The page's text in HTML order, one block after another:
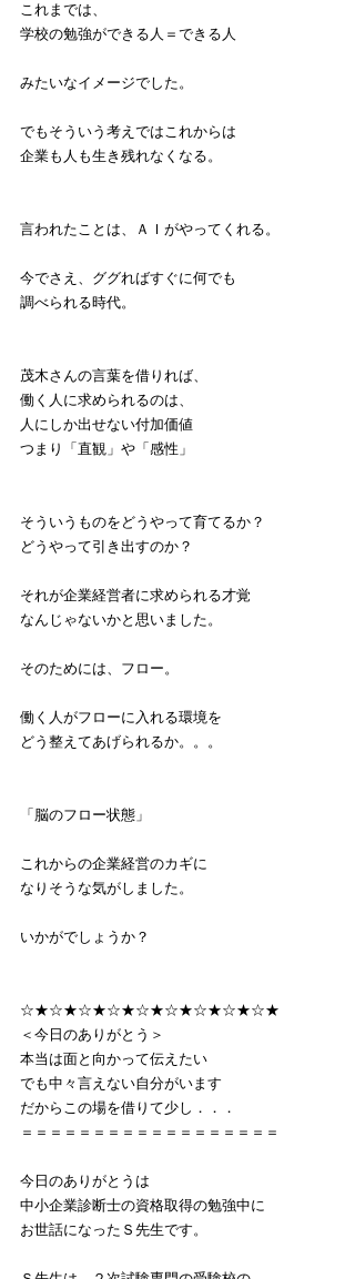
これまでは、
学校の勉強ができる人＝できる人
みたいなイメージでした。
でもそういう考えではこれからは
企業も人も生き残れなくなる。
言われたことは、ＡＩがやってくれる。
今でさえ、ググればすぐに何でも
調べられる時代。
茂木さんの言葉を借りれば、
働く人に求められるのは、
人にしか出せない付加価値
つまり「直観」や「感性」
そういうものをどうやって育てるか？
どうやって引き出すのか？
それが企業経営者に求められる才覚
なんじゃないかと思いました。
そのためには、フロー。
働く人がフローに入れる環境を
どう整えてあげられるか。。。
「脳のフロー状態」
これからの企業経営のカギに
なりそうな気がしました。
いかがでしょうか？
☆★☆★☆★☆★☆★☆★☆★☆★☆★
＜今日のありがとう＞
本当は面と向かって伝えたい
でも中々言えない自分がいます
だからこの場を借りて少し．．．
＝＝＝＝＝＝＝＝＝＝＝＝＝＝＝＝＝＝
今日のありがとうは
中小企業診断士の資格取得の勉強中に
お世話になったＳ先生です。